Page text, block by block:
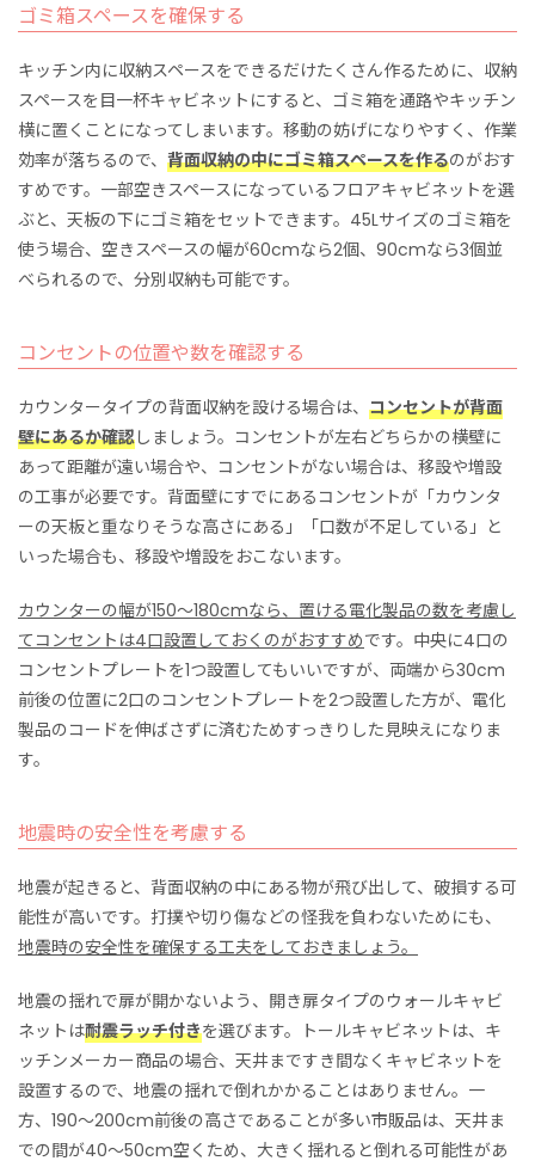
ゴミ箱スペースを確保する
キッチン内に収納スペースをできるだけたくさん作るために、収納
スペースを目一杯キャビネットにすると、ゴミ箱を通路やキッチン
横に置くことになってしまいます。移動の妨げになりやすく、作業
効率が落ちるので、 背面収納の中にゴミ箱スペースを作るのがおす
すめです。一部空きスペースになっているフロアキャビネットを選
ぶと、天板の下にゴミ箱をセットできます。45Lサイズのゴミ箱を
使う場合、空きスペースの幅が60cmなら2個、90cmなら3個並
べられるので、分別収納も可能です。
コンセントの位置や数を確認する
カウンタータイプの背面収納を設ける場合は、 コンセントが背面
壁にあるか確認しましょう。コンセントが左右どちらかの横壁に
あって距離が遠い場合や、コンセントがない場合は、移設や増設
の工事が必要です。背面壁にすでにあるコンセントが「カウンタ
ーの天板と重なりそうな高さにある」「口数が不足している」と
いった場合も、移設や増設をおこないます。
カウンターの幅が150〜180cmなら、置ける電化製品の数を考慮し
てコンセントは4口設置しておくのがおすすめです。中央に4口の
コンセントプレートを1つ設置してもいいですが、両端から30cm
前後の位置に2口のコンセントプレートを2つ設置した方が、電化
製品のコードを伸ばさずに済むためすっきりした見映えになりま
す。
地震時の安全性を考慮する
地震が起きると、背面収納の中にある物が飛び出して、破損する可
能性が高いです。打撲や切り傷などの怪我を負わないためにも、
地震時の安全性を確保する工夫をしておきましょう。
地震の揺れで扉が開かないよう、開き扉タイプのウォールキャビ
ネットは耐震ラッチ付きを選びます。トールキャビネットは、キ
ッチンメーカー商品の場合、天井まですき間なくキャビネットを
設置するので、地震の揺れで倒れかかることはありません。一
方、190〜200cm前後の高さであることが多い市販品は、天井ま
での間が40〜50cm空くため、大きく揺れると倒れる可能性があ